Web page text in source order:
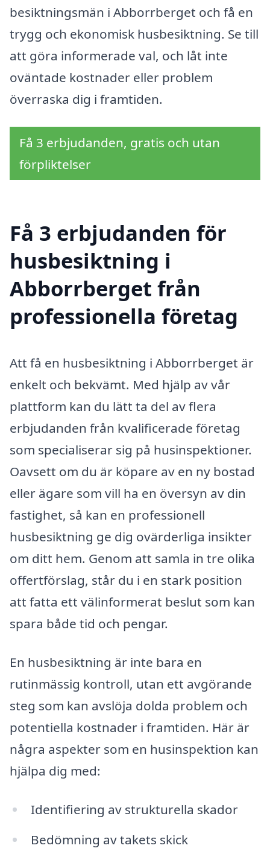
besiktningsmän i Abborrberget och få en
trygg och ekonomisk husbesiktning. Se till
att göra informerade val, och låt inte
oväntade kostnader eller problem
överraska dig i framtiden.
Få 3 erbjudanden, gratis och utan
förpliktelser
Få 3 erbjudanden för
husbesiktning i
Abborrberget från
professionella företag
Att få en husbesiktning i Abborrberget är
enkelt och bekvämt. Med hjälp av vår
plattform kan du lätt ta del av flera
erbjudanden från kvalificerade företag
som specialiserar sig på husinspektioner.
Oavsett om du är köpare av en ny bostad
eller ägare som vill ha en översyn av din
fastighet, så kan en professionell
husbesiktning ge dig ovärderliga insikter
om ditt hem. Genom att samla in tre olika
offertförslag, står du i en stark position
att fatta ett välinformerat beslut som kan
spara både tid och pengar.
En husbesiktning är inte bara en
rutinmässig kontroll, utan ett avgörande
steg som kan avslöja dolda problem och
potentiella kostnader i framtiden. Här är
några aspekter som en husinspektion kan
hjälpa dig med:
Identifiering av strukturella skador
Bedömning av takets skick